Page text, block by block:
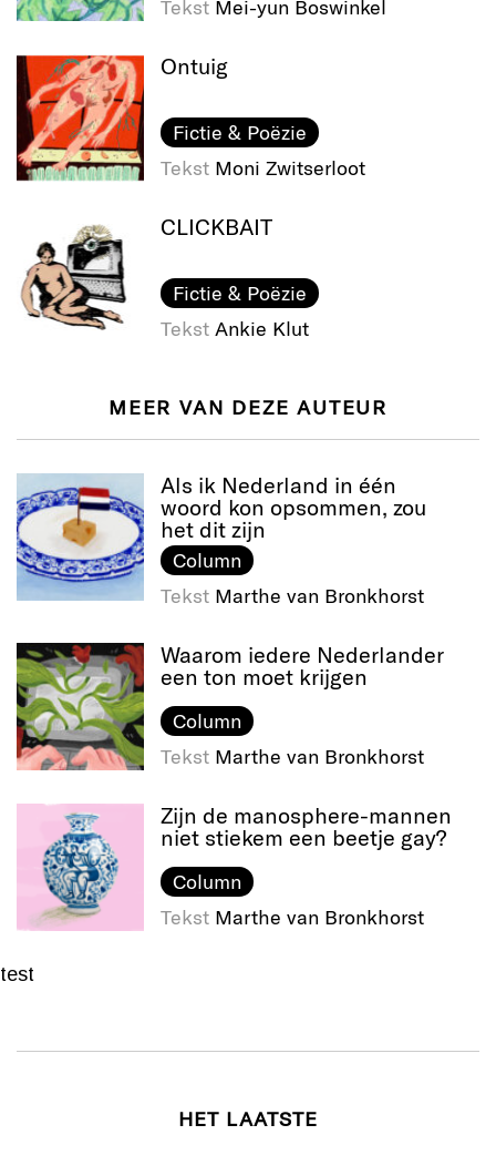
Tekst Mei-yun Boswinkel
Ontuig
Fictie & Poëzie
Tekst Moni Zwitserloot
CLICKBAIT
Fictie & Poëzie
Tekst Ankie Klut
MEER VAN DEZE AUTEUR
Als ik Nederland in één
woord kon opsommen, zou
het dit zijn
Column
Tekst Marthe van Bronkhorst
Waarom iedere Nederlander
een ton moet krijgen
Column
Tekst Marthe van Bronkhorst
Zijn de manosphere-mannen
niet stiekem een beetje gay?
Column
Tekst Marthe van Bronkhorst
test
HET LAATSTE